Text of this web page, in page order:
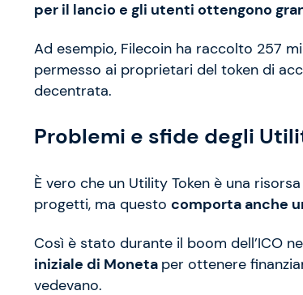
per il lancio e gli utenti ottengono
Ad esempio, Filecoin ha raccolto 257
permesso ai proprietari del token di
decentrata.
Problemi e sfide degli
È vero che un Utility Token è una
progetti, ma questo comporta anche
Così è stato durante il boom dell’ICO
iniziale di Moneta per ottenere
vedevano.